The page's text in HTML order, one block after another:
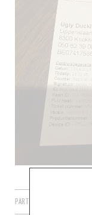
PARTAGER